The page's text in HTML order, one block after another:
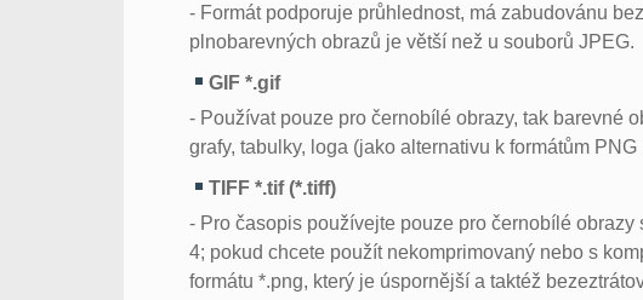
- Formát podporuje průhlednost, má zabudovánu
plnobarevných obrazů je větší než u souborů JPEG.
GIF *.gif
- Používat pouze pro černobílé obrazy, tak barevné
grafy, tabulky, loga (jako alternativu k formátům
TIFF *.tif (*.tiff)
- Pro časopis používejte pouze pro černobílé
4; pokud chcete použít nekomprimovaný nebo s
formátu *.png, který je úspornější a taktéž